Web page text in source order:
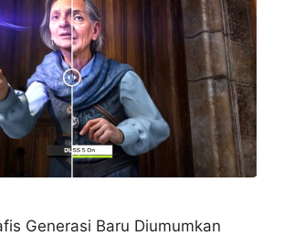
Generasi Baru Diumumkan